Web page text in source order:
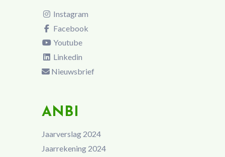
Instagram
Facebook
Youtube
Linkedin
Nieuwsbrief
ANBI
Jaarverslag 2024
Jaarrekening 2024